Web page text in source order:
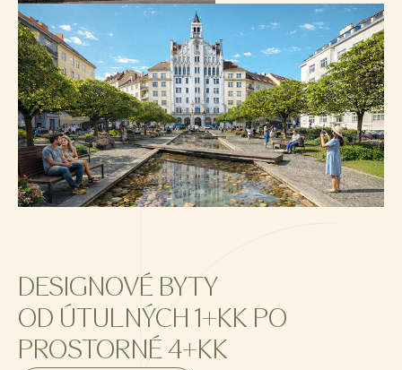
DESIGNOVÉ BYTY
OD ÚTULNÝCH 1+KK PO
PROSTORNÉ 4+KK